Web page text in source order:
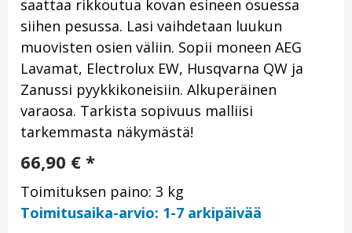
saattaa rikkoutua kovan esineen osuessa
siihen pesussa. Lasi vaihdetaan luukun
muovisten osien väliin. Sopii moneen AEG
Lavamat, Electrolux EW, Husqvarna QW ja
Zanussi pyykkikoneisiin. Alkuperäinen
varaosa. Tarkista sopivuus malliisi
tarkemmasta näkymästä!
66,90 € *
Toimituksen paino: 3 kg
Toimitusaika-arvio: 1-7 arkipäivää